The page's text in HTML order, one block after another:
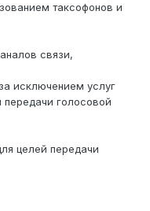
таксофонов и
связи,
исключением услуг
передачи голосовой
целей передачи